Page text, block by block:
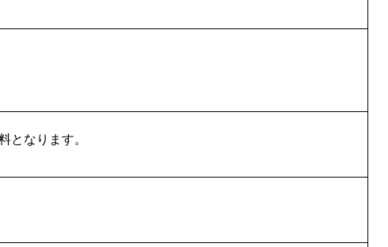
となります。